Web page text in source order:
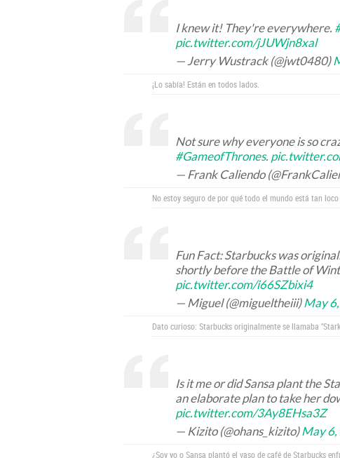
I knew it! They're everywhere.
pic.twitter.com/jJUWjn8xal
— Jerry Wustrack (@jwt0480)
¡Lo sabía! Están en todos lados.
Not sure why everyone is so
#GameofThrones.
— Frank Caliendo
No estoy seguro de por qué todo el mundo está tan
Fun Fact: Starbucks was
shortly before the Battle of
pic.twitter.com/i66SZbixi4
— Miguel (@migueltheiii)May
Dato curioso: Starbucks originalmente se llamaba
Is it me or did Sansa plant the
an elaborate plan to take her
pic.twitter.com/3Ay8EHsa3Z
— Kizito (@ohans_kizito)May
¿Soy yo o Sansa plantó el vaso de café de Starbucks